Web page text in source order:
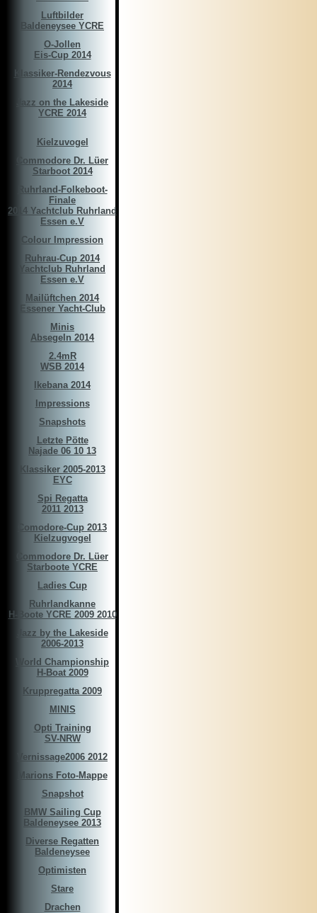
Luftbilder
Baldeneysee YCRE
O-Jollen
Eis-Cup 2014
Klassiker-Rendezvous
2014
Jazz on the Lakeside
YCRE 2014
Kielzuvogel
Commodore Dr. Lüer
Starboot 2014
Ruhrland-Folkeboot-
Finale
2014 Yachtclub Ruhrland
Essen e.V
Colour Impression
Ruhrau-Cup 2014
Yachtclub Ruhrland
Essen e.V
Mailüftchen 2014
Essener Yacht-Club
Minis
Absegeln 2014
2.4mR
WSB 2014
Ikebana 2014
Impressions
Snapshots
Letzte Pötte
Najade 06 10 13
Klassiker 2005-2013
EYC
Spi Regatta
2011 2013
Comodore-Cup 2013
Kielzugvogel
Commodore Dr. Lüer
Starboote YCRE
Ladies Cup
Ruhrlandkanne
H-Boote YCRE 2009 2010
Jazz by the Lakeside
2006-2013
World Championship
H-Boat 2009
Kruppregatta 2009
MINIS
Opti Training
SV-NRW
Vernissage2006 2012
Marions Foto-Mappe
Snapshot
BMW Sailing Cup
Baldeneysee 2013
Diverse Regatten
Baldeneysee
Optimisten
Stare
Drachen